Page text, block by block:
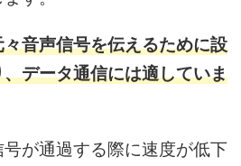
音声信号を伝えるために設
データ通信には適していま
が通過する際に速度が低下